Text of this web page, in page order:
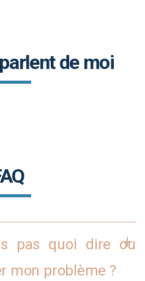
de moi
pas quoi dire ou
mon problème ?